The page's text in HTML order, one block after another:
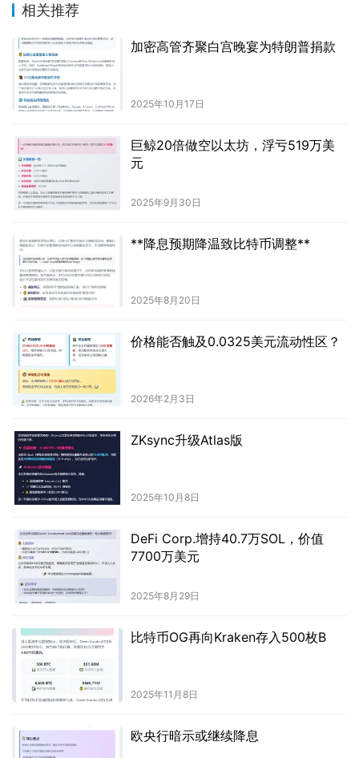
相关推荐
加密高管齐聚白宫晚宴为特朗普捐款
2025年10月17日
巨鲸20倍做空以太坊，浮亏519万美
元
2025年9月30日
**降息预期降温致比特币调整**
2025年8月20日
价格能否触及0.0325美元流动性区？
2026年2月3日
ZKsync升级Atlas版
2025年10月8日
DeFi Corp.增持40.7万SOL，价值
7700万美元
2025年8月29日
比特币OG再向Kraken存入500枚B
2025年11月8日
欧央行暗示或继续降息